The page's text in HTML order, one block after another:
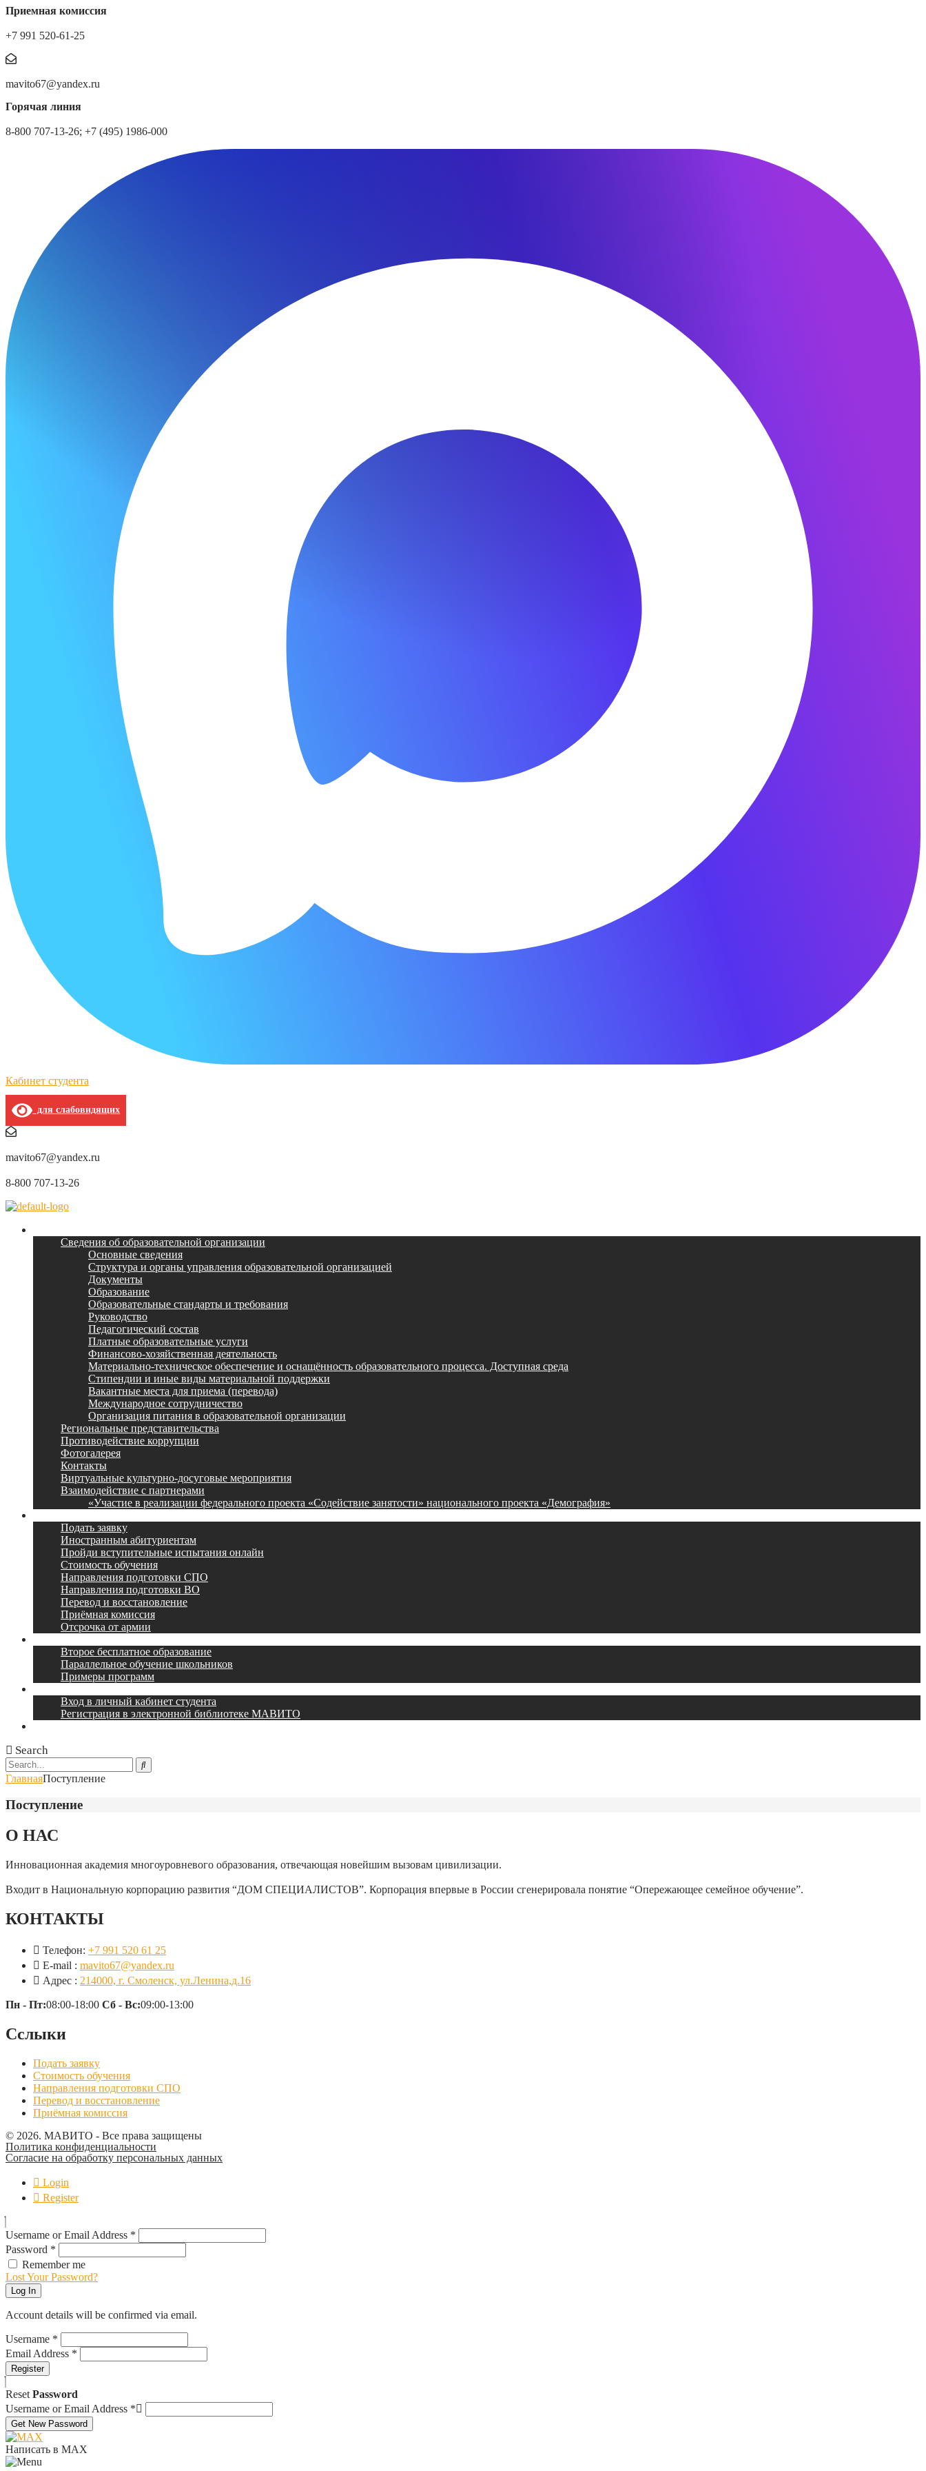
Приемная комиссия
+7 991 520-61-25
mavito67@yandex.ru
Горячая линия
8-800 707-13-26; +7 (495) 1986-000
Кабинет студента
для слабовидящих
mavito67@yandex.ru
8-800 707-13-26
Сведения об образовательной организации
Основные сведения
Структура и органы управления образовательной организацией
Документы
Образование
Образовательные стандарты и требования
Руководство
Педагогический состав
Платные образовательные услуги
Финансово-хозяйственная деятельность
Материально-техническое обеспечение и оснащённость образовательного процесса. Доступная среда
Стипендии и иные виды материальной поддержки
Вакантные места для приема (перевода)
Международное сотрудничество
Организация питания в образовательной организации
Региональные представительства
Противодействие коррупции
Фотогалерея
Контакты
Виртуальные культурно-досуговые мероприятия
Взаимодействие с партнерами
«Участие в реализации федерального проекта «Содействие занятости» национального проекта «Демография»
Подать заявку
Иностранным абитуриентам
Пройди вступительные испытания онлайн
Стоимость обучения
Направления подготовки СПО
Направления подготовки ВО
Перевод и восстановление
Приёмная комиссия
Отсрочка от армии
Второе бесплатное образование
Параллельное обучение школьников
Примеры программ
Вход в личный кабинет студента
Регистрация в электронной библиотеке МАВИТО
Search
ГлавнаяПоступление
Поступление
О НАС
Инновационная академия многоуровневого образования, отвечающая новейшим вызовам цивилизации.
Входит в Национальную корпорацию развития “ДОМ СПЕЦИАЛИСТОВ”. Корпорация впервые в России сгенерировала понятие “Опережающее семейное обучение”.
КОНТАКТЫ
Телефон: +7 991 520 61 25
E-mail : mavito67@yandex.ru
Адрес : 214000, г. Смоленск, ул.Ленина,д.16
Пн - Пт:08:00-18:00 Сб - Вс:09:00-13:00
Сслыки
Подать заявку
Стоимость обучения
Направления подготовки СПО
Перевод и восстановление
Приёмная комиссия
© 2026. МАВИТО - Все права защищены
Политика конфиденциальности
Согласие на обработку персональных данных
Login
Register
Username or Email Address *
Password *
Remember me
Lost Your Password?
Log In
Account details will be confirmed via email.
Username *
Email Address *
Register
Reset Password
Username or Email Address *
Get New Password
Написать в MAX